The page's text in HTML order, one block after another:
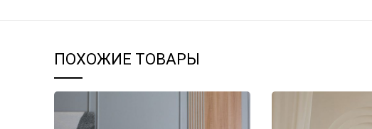
ПОХОЖИЕ ТОВАРЫ